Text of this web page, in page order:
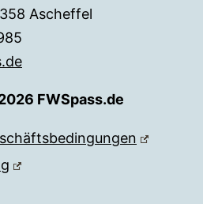
Ascheffel
FWSpass.de